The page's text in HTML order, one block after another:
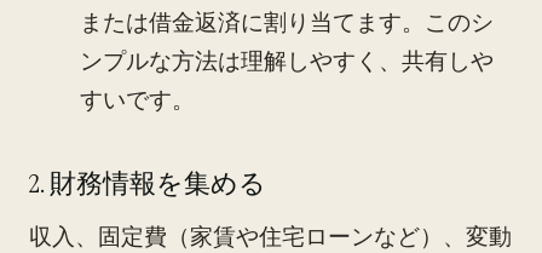
または借金返済に割り当てます。このシ
ンプルな方法は理解しやすく、共有しや
すいです。
2. 財務情報を集める
収入、固定費（家賃や住宅ローンなど）、変動